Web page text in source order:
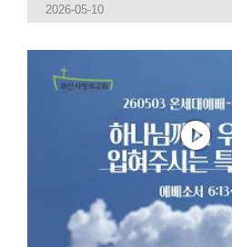
2026-05-10